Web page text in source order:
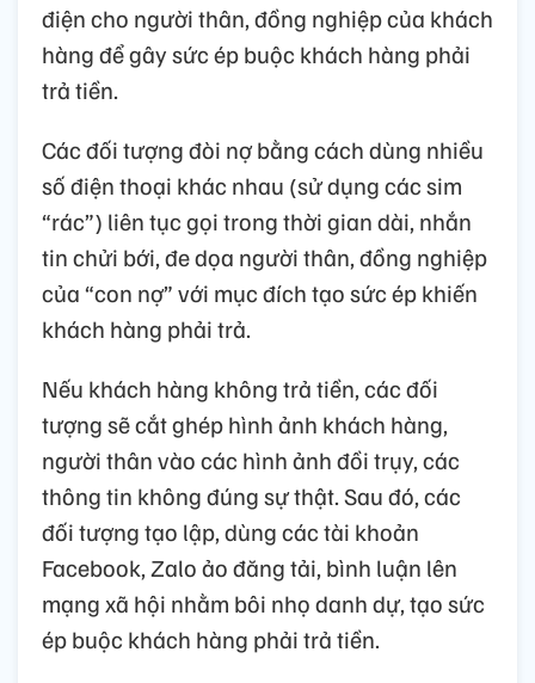
điện cho người thân, đồng nghiệp của khách
hàng để gây sức ép buộc khách hàng phải
trả tiền.
Các đối tượng đòi nợ bằng cách dùng nhiều
số điện thoại khác nhau (sử dụng các sim
“rác”) liên tục gọi trong thời gian dài, nhắn
tin chửi bới, đe dọa người thân, đồng nghiệp
của “con nợ” với mục đích tạo sức ép khiến
khách hàng phải trả.
Nếu khách hàng không trả tiền, các đối
tượng sẽ cắt ghép hình ảnh khách hàng,
người thân vào các hình ảnh đồi trụy, các
thông tin không đúng sự thật. Sau đó, các
đối tượng tạo lập, dùng các tài khoản
Facebook, Zalo ảo đăng tải, bình luận lên
mạng xã hội nhằm bôi nhọ danh dự, tạo sức
ép buộc khách hàng phải trả tiền.